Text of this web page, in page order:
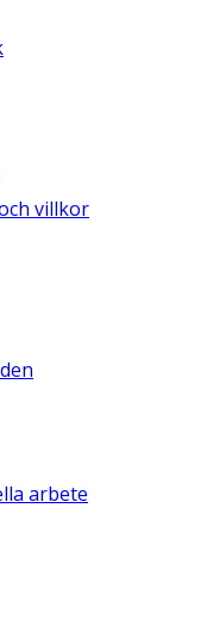
villkor
arbete